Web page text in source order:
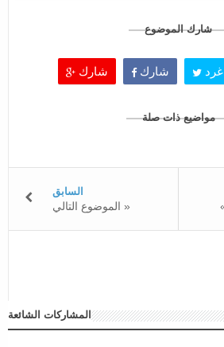
شارك الموضوع
شارك شارك غرد
مواضيع ذات صلة
السابق
الموضوع التالي »
المشاركات الشائعة